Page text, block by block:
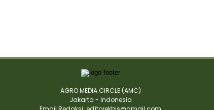
AGRO MEDIA CIRCLE (AMC)
Jakarta - Indonesia